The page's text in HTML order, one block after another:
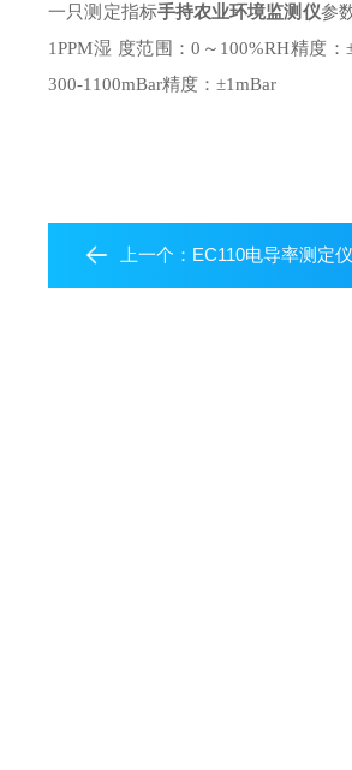
一只测定指标手持农业环境监测仪参
1PPM湿 度范围：0 ～ 100%RH精度：
300-1100mBar精度：±1mBar
上一个： EC110电导率测定仪/罗威邦